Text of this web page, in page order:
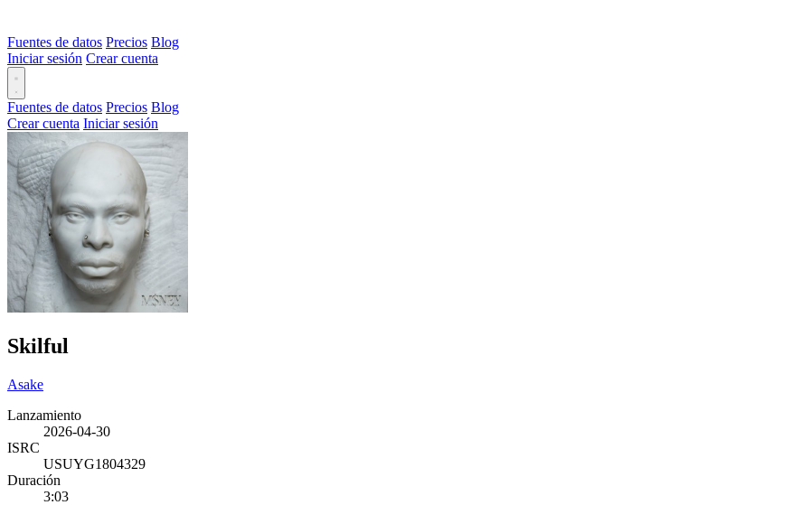
Fuentes de datos Precios Blog
Iniciar sesión Crear cuenta
Fuentes de datos Precios Blog
Crear cuenta Iniciar sesión
Skilful
Asake
Lanzamiento
2026-04-30
ISRC
USUYG1804329
Duración
3:03